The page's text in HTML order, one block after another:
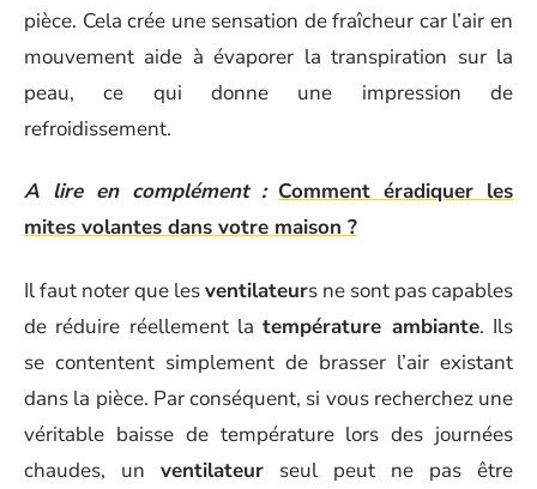
pièce. Cela crée une sensation de fraîcheur car l’air en
mouvement aide à évaporer la transpiration sur la
peau, ce qui donne une impression de
refroidissement.
A lire en complément : Comment éradiquer les
mites volantes dans votre maison ?
Il faut noter que lesventilateurs ne sont pas capables
de réduire réellement latempérature ambiante. Ils
se contentent simplement de brasser l’air existant
dans la pièce. Par conséquent, si vous recherchez une
véritable baisse de température lors des journées
chaudes, un ventilateur seul peut ne pas être